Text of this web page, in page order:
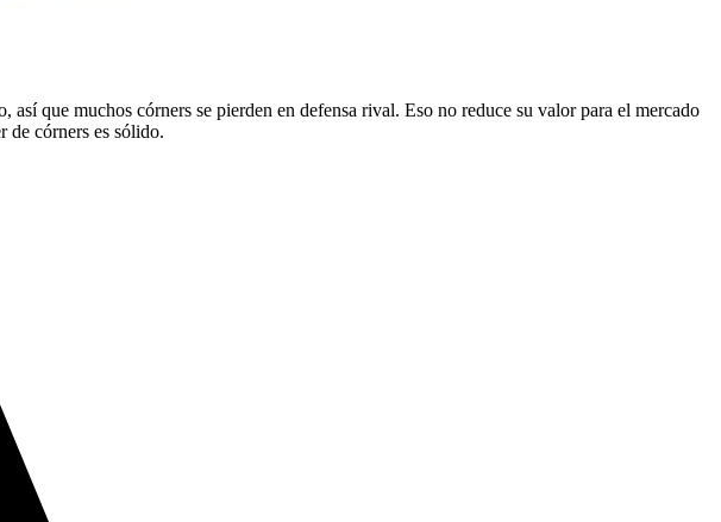
que muchos córners se pierden en defensa rival. Eso no reduce su valor para el mercado
de córners es sólido.